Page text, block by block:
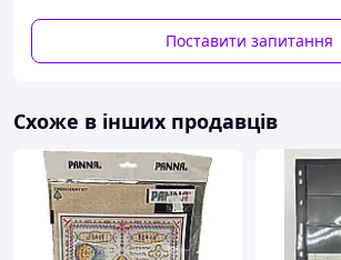
- Пром-оплата,
- На розрахунковий рахунок ФОПа по
- Кредитною карткою Visa/Mastercard.
Варіанти доставки:
- Нова Пошта;
- Укрпошта.
Поставити запитання
Схоже в інших продавців